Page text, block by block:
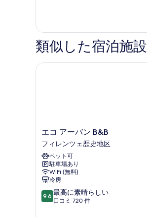
写
真
表
の
詳
細
類似した宿泊施設
エ
コ
ア
ー
バ
ン
B&B
フ
ィ
エコ アーバン B&B
フィレンツェ歴史地区
ペット可
駐車場あり
WiFi (無料)
冷房
10
段
9.6 最高に素晴らしい
口コミ 720 件
エコ アーバン B&B